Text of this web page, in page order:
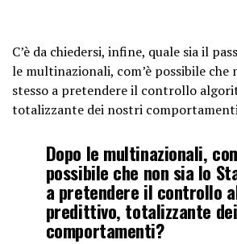
C’è da chiedersi, infine, quale sia il
le multinazionali, com’è possibile che
stesso a pretendere il controllo
totalizzante dei nostri
Dopo le multinazionali,
possibile che non sia lo
a pretendere il controllo
predittivo, totalizzante
comportamenti?